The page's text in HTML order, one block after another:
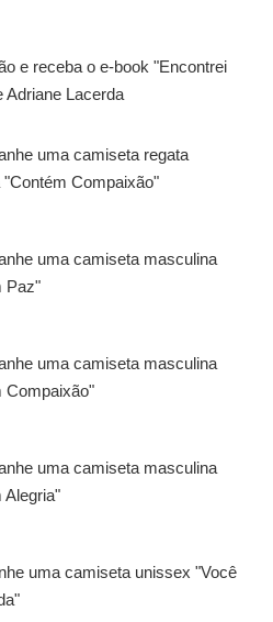
e receba o e-book "Encontrei
Adriane Lacerda
uma camiseta regata
Compaixão"
uma camiseta masculina
Paz"
uma camiseta masculina
Compaixão"
uma camiseta masculina
Alegria"
uma camiseta unissex "Você